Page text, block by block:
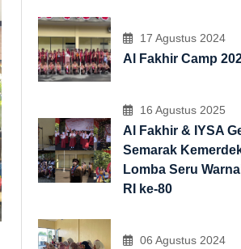
17 Agustus 2024
Al Fakhir Camp
16 Agustus 2025
Al Fakhir & IYSA
Semarak
Lomba Seru
RI ke-80
06 Agustus 2024